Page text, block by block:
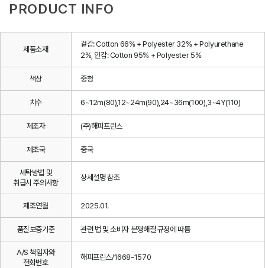
PRODUCT INFO
제품소재
겉감: Cotton 66% + Polyester 32% + Polyurethane
2%, 안감: Cotton 95% + Polyester 5%
색상 중청
치수 6~12m(80),12~24m(90),24~36m(100),3~4Y(110)
제조자 (주)해피프린스
제조국 중국
세탁방법 및
취급시 주의사항
상세설명 참조
제조연월 2025.01.
품질보증기준 관련 법 및 소비자 분쟁해결 규정에 따름
A/S 책임자와
전화번호
해피프린스/1668-1570